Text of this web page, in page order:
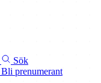
Sök
Bli prenumerant